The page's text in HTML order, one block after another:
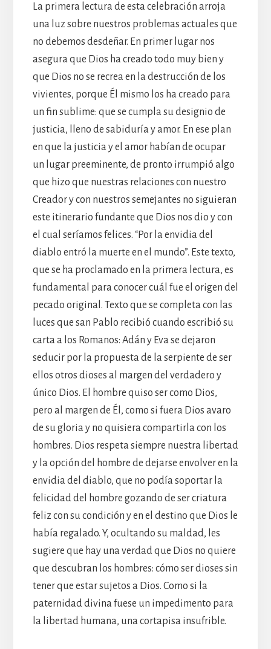
La primera lectura de esta celebración arroja
una luz sobre nuestros problemas actuales que
no debemos desdeñar. En primer lugar nos
asegura que Dios ha creado todo muy bien y
que Dios no se recrea en la destrucción de los
vivientes, porque Él mismo los ha creado para
un fin sublime: que se cumpla su designio de
justicia, lleno de sabiduría y amor. En ese plan
en que la justicia y el amor habían de ocupar
un lugar preeminente, de pronto irrumpió algo
que hizo que nuestras relaciones con nuestro
Creador y con nuestros semejantes no siguieran
este itinerario fundante que Dios nos dio y con
el cual seríamos felices. “Por la envidia del
diablo entró la muerte en el mundo”. Este texto,
que se ha proclamado en la primera lectura, es
fundamental para conocer cuál fue el origen del
pecado original. Texto que se completa con las
luces que san Pablo recibió cuando escribió su
carta a los Romanos: Adán y Eva se dejaron
seducir por la propuesta de la serpiente de ser
ellos otros dioses al margen del verdadero y
único Dios. El hombre quiso ser como Dios,
pero al margen de Él, como si fuera Dios avaro
de su gloria y no quisiera compartirla con los
hombres. Dios respeta siempre nuestra libertad
y la opción del hombre de dejarse envolver en la
envidia del diablo, que no podía soportar la
felicidad del hombre gozando de ser criatura
feliz con su condición y en el destino que Dios le
había regalado. Y, ocultando su maldad, les
sugiere que hay una verdad que Dios no quiere
que descubran los hombres: cómo ser dioses sin
tener que estar sujetos a Dios. Como si la
paternidad divina fuese un impedimento para
la libertad humana, una cortapisa insufrible.